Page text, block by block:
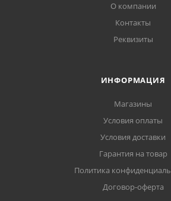
О компании
Контакты
Реквизиты
ИНФОРМАЦИЯ
Магазины
Условия оплаты
Условия доставки
Гарантия на товар
Политика
Договор-оферта